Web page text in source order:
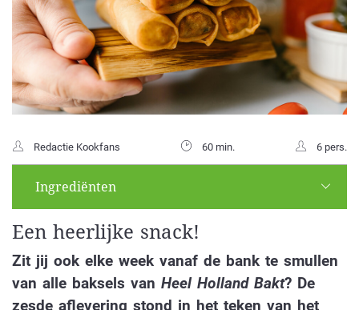
Redactie Kookfans 60 min. 6 pers.
Ingrediënten
Een heerlijke snack!
Zit jij ook elke week vanaf de bank te smullen
van alle baksels van Heel Holland Bakt? De
zesde aflevering stond in het teken van het